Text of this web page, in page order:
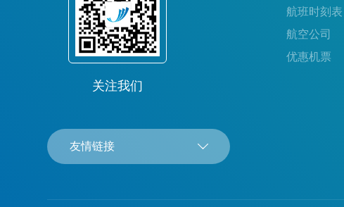
关注我们
友情链接
航班时刻表
航空公司
优惠机票